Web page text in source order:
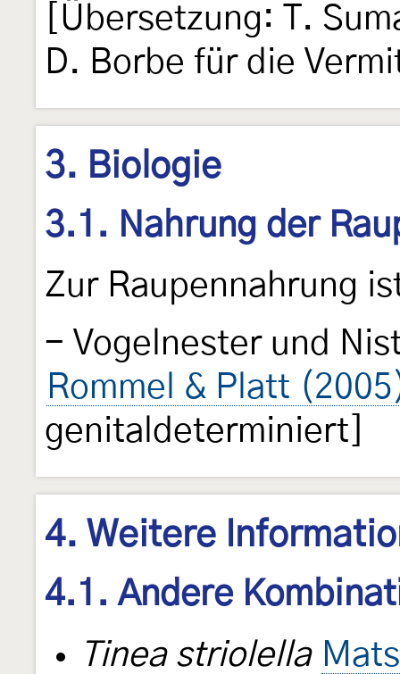
[Übersetzung: T.
D. Borbe für die
3. Biologie
3.1. Nahrung der
Zur Raupennahrung
- Vogelnester und
Rommel & Platt
genitaldeterminiert]
4. Weitere
4.1. Andere
Tinea striolella